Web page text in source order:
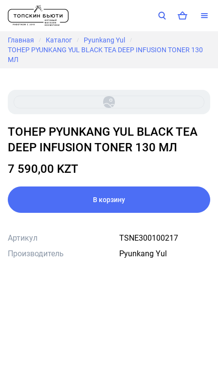
Главная / Каталог / Pyunkang Yul /
ТОНЕР PYUNKANG YUL BLACK TEA DEEP INFUSION TONER 130
МЛ
ТОНЕР PYUNKANG YUL BLACK TEA
DEEP INFUSION TONER 130 МЛ
7 590,00 KZT
В корзину
Артикул
TSNE300100217
Производитель
Pyunkang Yul